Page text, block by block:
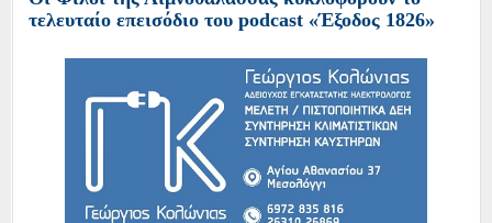
τελευταίο επεισόδιο του podcast «Έξοδος 1826»